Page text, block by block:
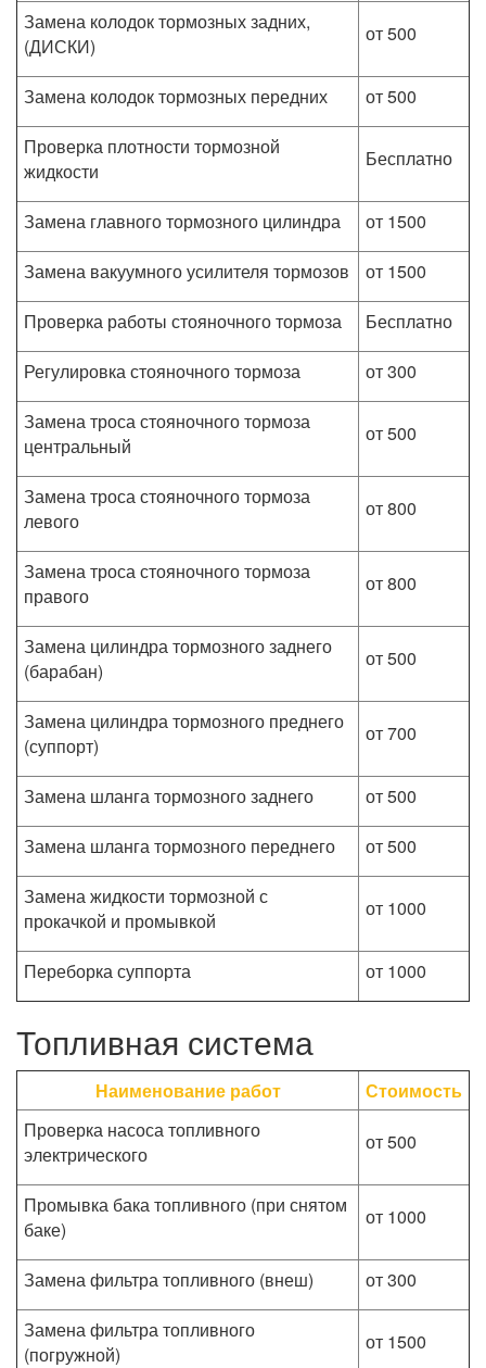
Замена колодок тормозных задних,
(ДИСКИ)
от 500
Замена колодок тормозных передних
от 500
Проверка плотности тормозной
жидкости
Бесплатно
Замена главного тормозного цилиндра
от 1500
Замена вакуумного усилителя тормозов
от 1500
Проверка работы стояночного тормоза
Бесплатно
Регулировка стояночного тормоза
от 300
Замена троса стояночного тормоза
центральный
от 500
Замена троса стояночного тормоза
левого
от 800
Замена троса стояночного тормоза
правого
от 800
Замена цилиндра тормозного заднего
(барабан)
от 500
Замена цилиндра тормозного преднего
(суппорт)
от 700
Замена шланга тормозного заднего
от 500
Замена шланга тормозного переднего
от 500
Замена жидкости тормозной с
прокачкой и промывкой
от 1000
Переборка суппорта от 1000
Топливная система
Наименование работ
Стоимость
Проверка насоса топливного
электрического
от 500
Промывка бака топливного (при снятом
баке)
от 1000
Замена фильтра топливного (внеш)
от 300
Замена фильтра топливного
(погружной)
от 1500